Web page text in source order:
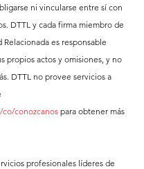
ni vincularse entre sí con
DTTL y cada firma miembro de
Relacionada es responsable
propios actos y omisiones, y no
DTTL no provee servicios a
conozcanos para obtener más
profesionales líderes de